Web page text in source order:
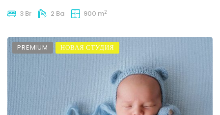
3 Br 2 Ba 900 m2
PREMIUM НОВАЯ СТУДИЯ